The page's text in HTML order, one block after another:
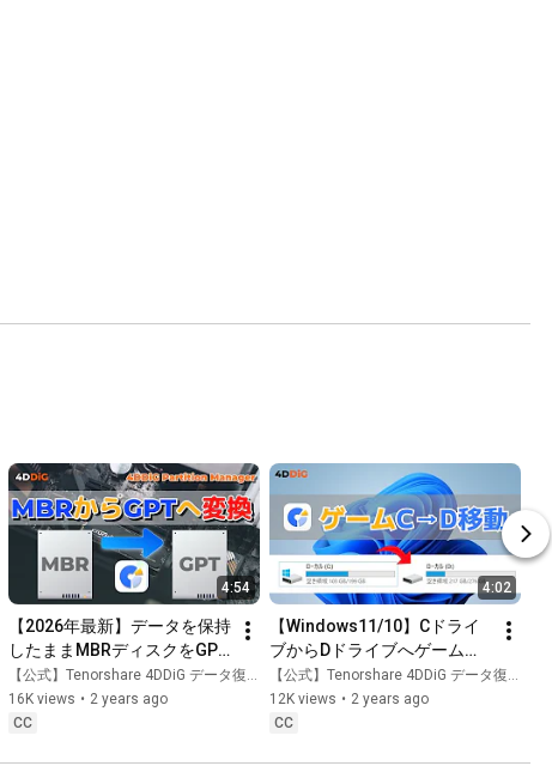
4:54
【2026年最新】データを保持
したままMBRディスクをGPT
ディスクに変換する方法｜
4DDiG Partition Manager
【公式】Tenorshare 4DDiG データ復元
16K views • 2 years ago
CC
4:02
【Windows11/10】Cドライ
ブからDドライブへゲームを
移動する方法｜4DDiG
Partition Manager
【公式】Tenorshare 4DDiG データ復元
12K views • 2 years ago
CC